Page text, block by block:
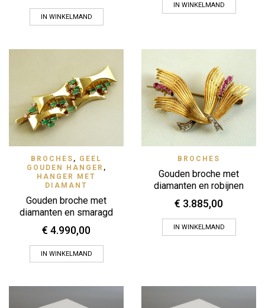
IN WINKELMAND
IN WINKELMAND
BROCHES , GEEL
GOUDEN HANGER ,
HANGER MET
DIAMANT
Gouden broche met
diamanten en smaragd
€ 4.990,00
IN WINKELMAND
BROCHES
Gouden broche met
diamanten en robijnen
€ 3.885,00
IN WINKELMAND